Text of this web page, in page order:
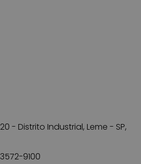
- Distrito Industrial, Leme - SP,
9100